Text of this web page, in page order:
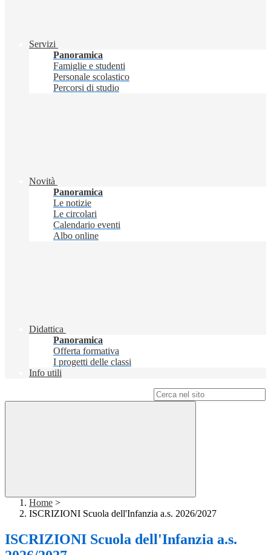
Servizi
Panoramica
Famiglie e studenti
Personale scolastico
Percorsi di studio
Novità
Panoramica
Le notizie
Le circolari
Calendario eventi
Albo online
Didattica
Panoramica
Offerta formativa
I progetti delle classi
Info utili
Home >
ISCRIZIONI Scuola dell'Infanzia a.s. 2026/2027
ISCRIZIONI Scuola dell'Infanzia a.s.